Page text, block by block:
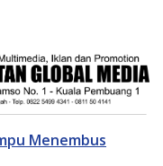
Menembus